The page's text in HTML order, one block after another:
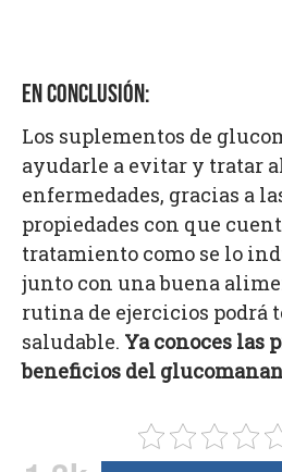
EN CONCLUSIÓN:
Los suplementos de
ayudarle a evitar y tratar
enfermedades, gracias a
propiedades con que
tratamiento como se lo
junto con una buena
rutina de ejercicios podrá
saludable. Ya conoces las
beneficios del